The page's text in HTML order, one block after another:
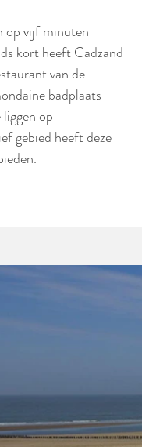
op vijf minuten
kort heeft Cadzand
van de
badplaats
op
gebied heeft deze